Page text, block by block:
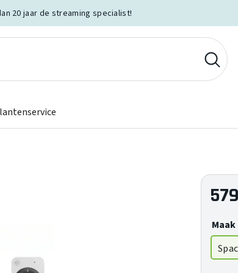
20 jaar de streaming specialist!